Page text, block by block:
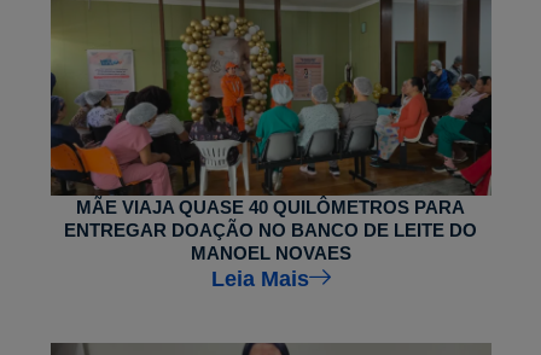
MÃE VIAJA QUASE 40 QUILÔMETROS PARA
ENTREGAR DOAÇÃO NO BANCO DE LEITE DO
MANOEL NOVAES
Leia Mais